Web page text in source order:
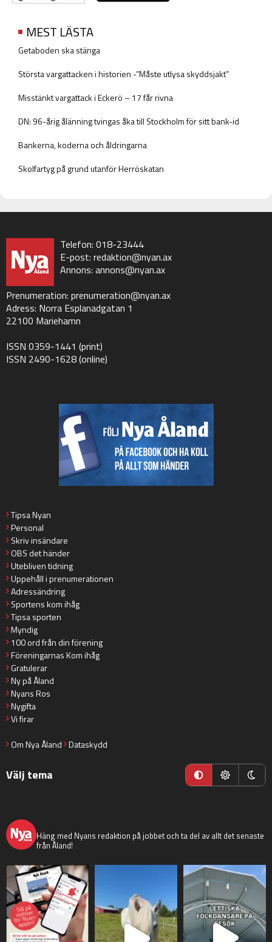
MEST LÄSTA
Getaboden ska stänga
Största vargattacken i historien -”Måste utlysa skyddsjakt”
Misstänkt vargattack i Eckerö – 17 får rivna
DN: 96-årig ålänning tvingas åka till Stockholm för sitt bank-id
Bankerna, koderna och åldringarna
Skolfartyg på grund utanför Herröskatan
Telefon: 018-23444
E-post: redaktion@nyan.ax
Annons: annons@nyan.ax
Prenumeration: prenumeration@nyan.ax
Adress: Norra Esplanadgatan 1
22100 Mariehamn
ISSN 0359-1441 (print)
ISSN 2490-1628 (online)
Tipsa Nyan
Personal
Skriv insändare
OBS det händer
Utebliven tidning
Uppehåll i prenumerationen
Adressändring
Sportens kom ihåg
Tipsa sporten
Myndig
100 ord från din förening
Föreningarnas Kom ihåg
Gratulerar
Ny på Åland
Nyans Ros
Nygifta
Vi firar
Om Nya Åland Dataskydd
Välj tema
Häng med Nyans redaktion på jobbet och ta del av allt det senaste
från Åland!